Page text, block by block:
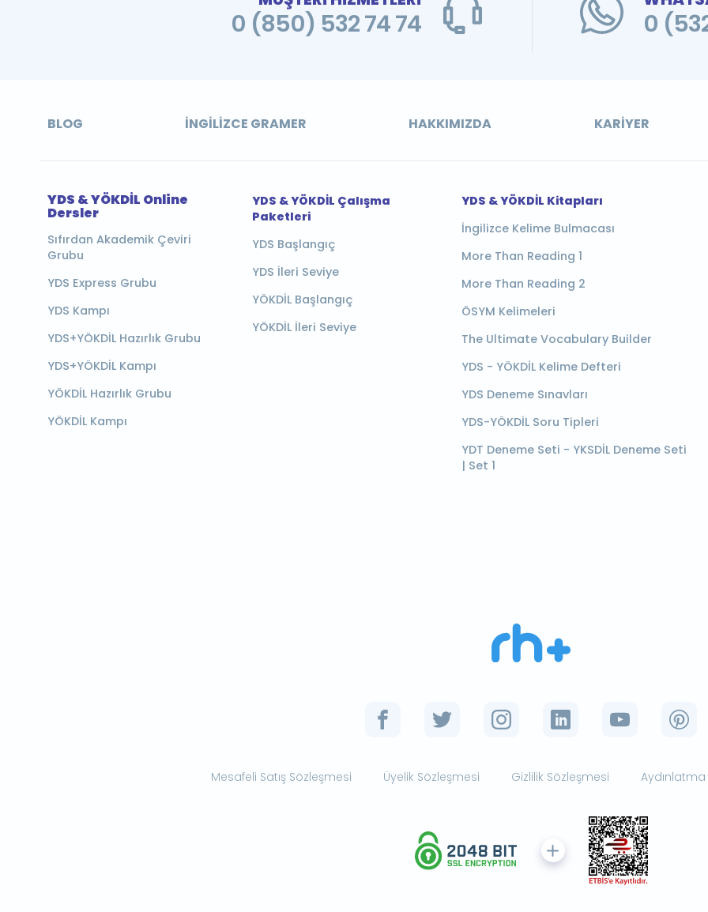
0 (850) 532 74 74 0
BLOG İNGILIZCE GRAMER HAKKIMIZDA KARIYER
YDS & YÖKDİL Online
Dersler
Sıfırdan Akademik Çeviri
Grubu
YDS Express Grubu
YDS Kampı
YDS+YÖKDİL Hazırlık Grubu
YDS+YÖKDİL Kampı
YÖKDİL Hazırlık Grubu
YÖKDİL Kampı
YDS & YÖKDİL Çalışma
Paketleri
YDS Başlangıç
YDS İleri Seviye
YÖKDİL Başlangıç
YÖKDİL İleri Seviye
YDS & YÖKDİL Kitapları
İngilizce Kelime Bulmacası
More Than Reading 1
More Than Reading 2
ÖSYM Kelimeleri
The Ultimate Vocabulary Builder
YDS - YÖKDİL Kelime Defteri
YDS Deneme Sınavları
YDS-YÖKDİL Soru Tipleri
YDT Deneme Seti - YKSDİL Deneme Seti
| Set 1
Mesafeli Satış Sözleşmesi Üyelik Sözleşmesi Gizlilik Sözleşmesi